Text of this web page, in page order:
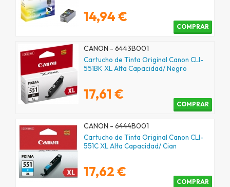
14,94 €
COMPRAR
CANON - 6443B001
Cartucho de Tinta Original Canon CLI-
551BK XL Alta Capacidad/ Negro
17,61 €
COMPRAR
CANON - 6444B001
Cartucho de Tinta Original Canon CLI-
551C XL Alta Capacidad/ Cian
17,62 €
COMPRAR